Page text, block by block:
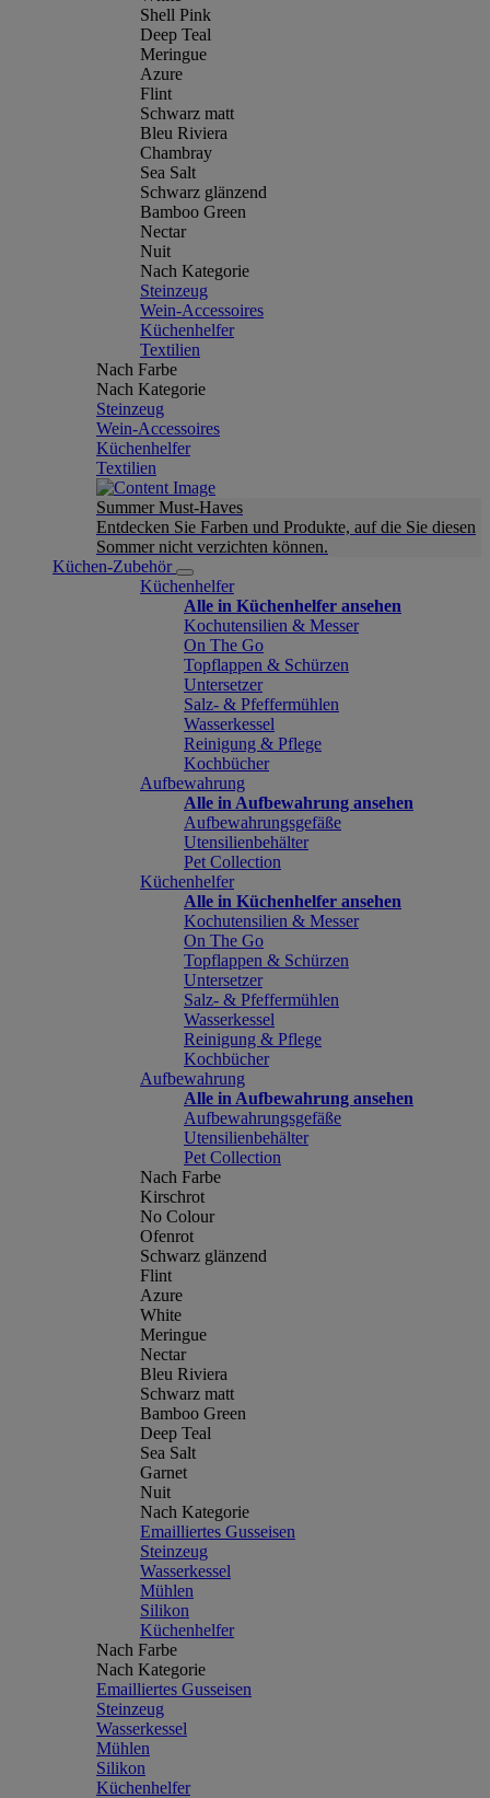
Shell Pink
Deep Teal
Meringue
Azure
Flint
Schwarz matt
Bleu Riviera
Chambray
Sea Salt
Schwarz glänzend
Bamboo Green
Nectar
Nuit
Nach Kategorie
Steinzeug
Wein-Accessoires
Küchenhelfer
Textilien
Nach Farbe
Nach Kategorie
Steinzeug
Wein-Accessoires
Küchenhelfer
Textilien
Summer Must-Haves
Entdecken Sie Farben und Produkte, auf die Sie diesen
Sommer nicht verzichten können.
Küchen-Zubehör
Küchenhelfer
Alle in Küchenhelfer ansehen
Kochutensilien & Messer
On The Go
Topflappen & Schürzen
Untersetzer
Salz- & Pfeffermühlen
Wasserkessel
Reinigung & Pflege
Kochbücher
Aufbewahrung
Alle in Aufbewahrung ansehen
Aufbewahrungsgefäße
Utensilienbehälter
Pet Collection
Küchenhelfer
Alle in Küchenhelfer ansehen
Kochutensilien & Messer
On The Go
Topflappen & Schürzen
Untersetzer
Salz- & Pfeffermühlen
Wasserkessel
Reinigung & Pflege
Kochbücher
Aufbewahrung
Alle in Aufbewahrung ansehen
Aufbewahrungsgefäße
Utensilienbehälter
Pet Collection
Nach Farbe
Kirschrot
No Colour
Ofenrot
Schwarz glänzend
Flint
Azure
White
Meringue
Nectar
Bleu Riviera
Schwarz matt
Bamboo Green
Deep Teal
Sea Salt
Garnet
Nuit
Nach Kategorie
Emailliertes Gusseisen
Steinzeug
Wasserkessel
Mühlen
Silikon
Küchenhelfer
Nach Farbe
Nach Kategorie
Emailliertes Gusseisen
Steinzeug
Wasserkessel
Mühlen
Silikon
Küchenhelfer